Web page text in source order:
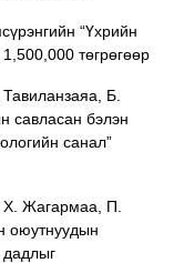
“Үхрийн
төгрөгөөр
Б.
савласан бэлэн
санал”
Жагармаа, П.
оюутнуудын
дадлыг